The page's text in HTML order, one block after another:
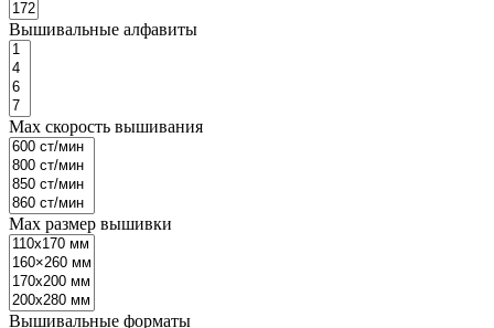
Вышивальные алфавиты
Маx скорость вышивания
Маx размер вышивки
Вышивальные форматы